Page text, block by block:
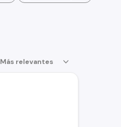
Más relevantes